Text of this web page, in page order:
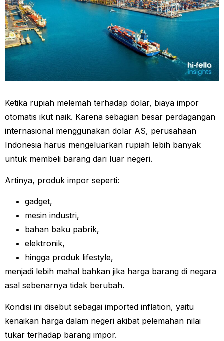
Ketika rupiah melemah terhadap dolar, biaya impor
otomatis ikut naik. Karena sebagian besar perdagangan
internasional menggunakan dolar AS, perusahaan
Indonesia harus mengeluarkan rupiah lebih banyak
untuk membeli barang dari luar negeri.
Artinya, produk impor seperti:
gadget,
mesin industri,
bahan baku pabrik,
elektronik,
hingga produk lifestyle,
menjadi lebih mahal bahkan jika harga barang di negara
asal sebenarnya tidak berubah.
Kondisi ini disebut sebagai imported inflation, yaitu
kenaikan harga dalam negeri akibat pelemahan nilai
tukar terhadap barang impor.